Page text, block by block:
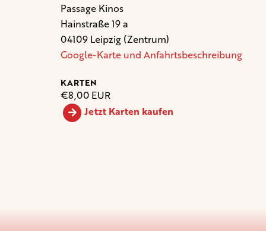
Passage Kinos
Hainstraße 19 a
04109 Leipzig (Zentrum)
Google-Karte und Anfahrtsbeschreibung
KARTEN
€8,00 EUR
Jetzt Karten kaufen